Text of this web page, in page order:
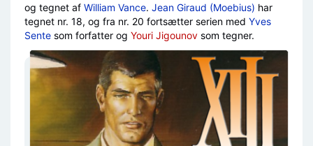
og tegnet af William Vance. Jean Giraud (Moebius) har
tegnet nr. 18, og fra nr. 20 fortsætter serien med Yves
Sente som forfatter og Youri Jigounov som tegner.